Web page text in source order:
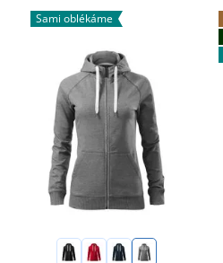
Sami oblékáme